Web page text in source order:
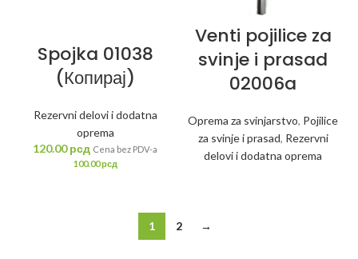
Spojka 01038
(Копирај)
Rezervni delovi i dodatna
oprema
120.00рсд Cena bez PDV-a
100.00рсд
Venti pojilice za
svinje i prasad
02006a
Oprema za svinjarstvo, Pojilice
za svinje i prasad, Rezervni
delovi i dodatna oprema
1 2 →